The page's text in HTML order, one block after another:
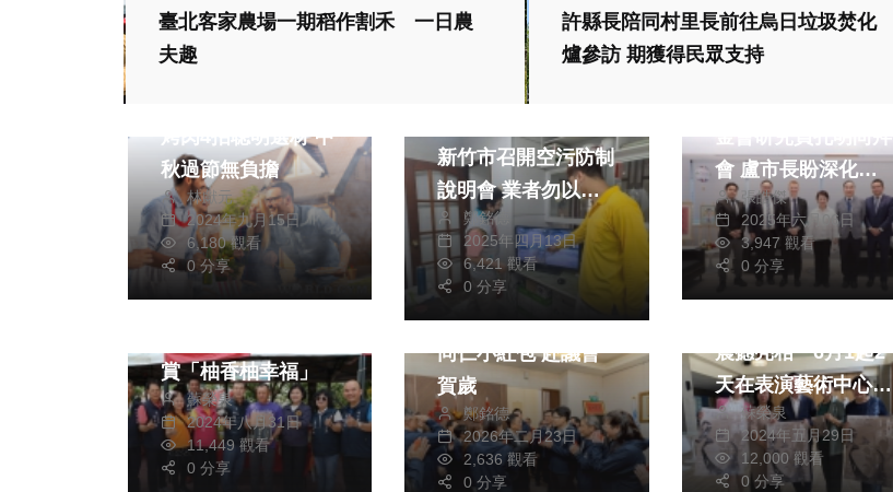
臺北客家農場一期稻作割禾 一日農
夫趣
許縣長陪同村里長前往烏日垃圾焚化
爐參訪 期獲得民眾支持
烤肉4招聰明選材 中
秋過節無負擔
林獻元
2024年九月15日
6,180 觀看
0 分享
生活
新竹市召開空污防制
說明會 業者勿以身
試法鄭銘德
2025年四月13日
6,421 觀看
0 分享
政治
金會研究員孔明尚拜
會 盧市長盼深化合
作交流
張皓傑
2025年六月06日
3,947 觀看
0 分享
生活 藝文
綜合 美食
斗六文旦節熱鬧開
賞「柚香柚幸福」
蘇榮泉
2024年八月31日
11,449 觀看
0 分享
政治
開工首日 高虹安發
同仁小紅包 赴議會
賀歲
鄭銘德
2026年二月23日
2,636 觀看
0 分享
生活 藝文
綜合
震撼亮相 6月1起2
天在表演藝術中心戶
外上演
蘇榮泉
2024年五月29日
12,000 觀看
0 分享